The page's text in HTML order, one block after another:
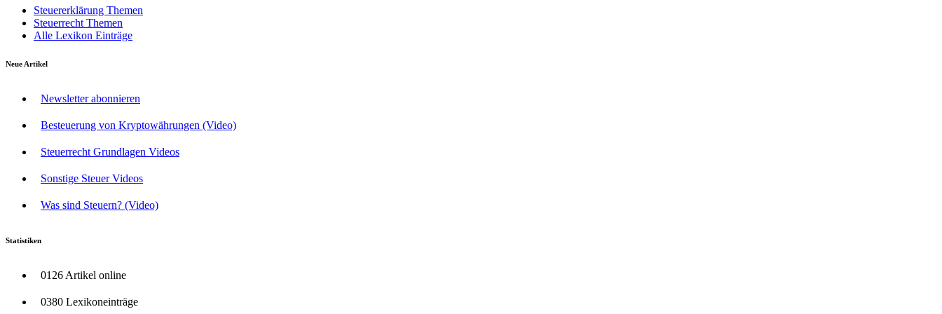
Steuererklärung Themen
Steuerrecht Themen
Alle Lexikon Einträge
Neue Artikel
Newsletter abonnieren
Besteuerung von Kryptowährungen (Video)
Steuerrecht Grundlagen Videos
Sonstige Steuer Videos
Was sind Steuern? (Video)
Statistiken
0126 Artikel online
0380 Lexikoneinträge